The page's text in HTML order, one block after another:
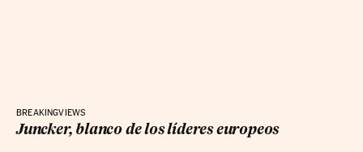
BREAKINGVIEWS
Juncker, blanco de los líderes europeos